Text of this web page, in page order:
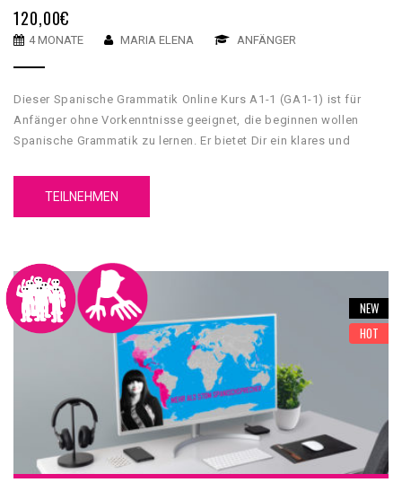
120,00€
4 MONATE MARIA ELENA ANFÄNGER
Dieser Spanische Grammatik Online Kurs A1-1 (GA1-1) ist für
Anfänger ohne Vorkenntnisse geeignet, die beginnen wollen
Spanische Grammatik zu lernen. Er bietet Dir ein klares und
Unser GA1-1 Spanische Grammatik Online Kurs A1-1 hat 5
TEILNEHMEN
NEW
HOT